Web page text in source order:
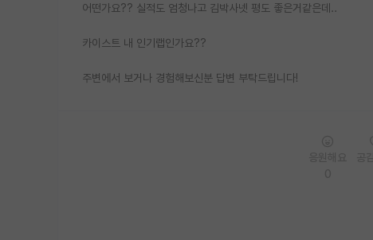
어떤가요?? 실적도 엄청나고 김박사넷 평도 좋은거같은데..
카이스트 내 인기랩인가요??
주변에서 보거나 경험해보신분 답변 부탁드립니다!